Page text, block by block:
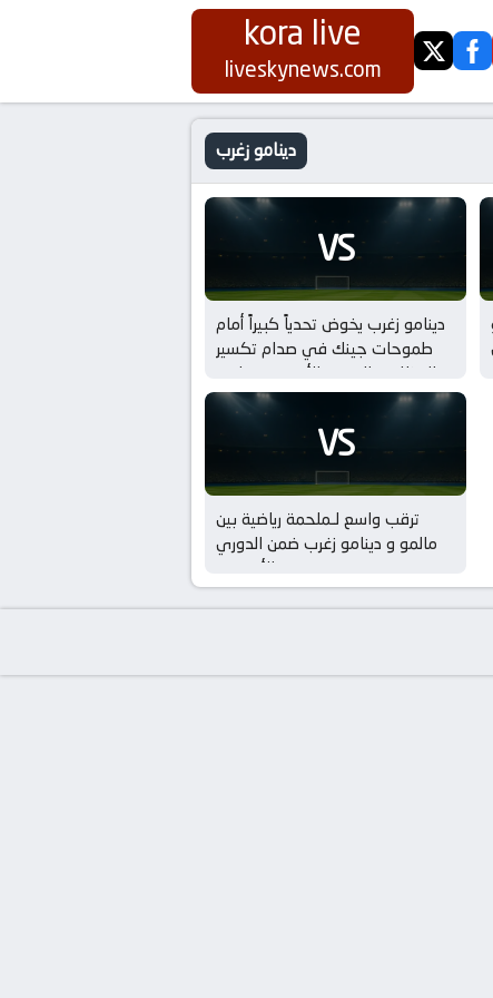
kora live
liveskynews.com twitter
دينامو زغرب
VS
دينامو زغرب يخوض تحدياً كبيراً أمام
طموحات جينك في صدام تكسير
العظام بـ الدوري الأوروبي – بلاي
اوف
VS
ترقب واسع لـملحمة رياضية بين
مالمو و دينامو زغرب ضمن الدوري
الأوروبي